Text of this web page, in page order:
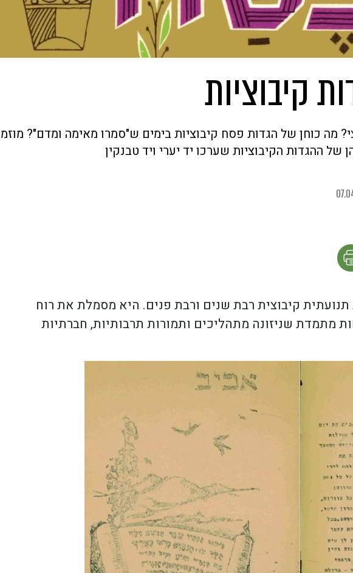
קיבוציות
מה כוחן של הגדות פסח קיבוציות בימים ש"סמרו מאימה ומדם"?
ההגדות הקיבוציות שערכו יד יערי ויד טבנקין
קיבוצית רבת שנים ורבת פנים. היא מסמלת את רוח
מתמדת שניזונה מתהליכים ותמורות תרבותיות, חברתיות